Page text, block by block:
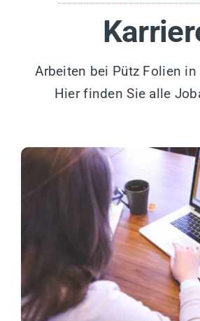
Arbeiten bei Pütz Folien in
Hier finden Sie alle